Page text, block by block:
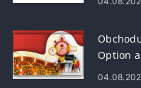
Option